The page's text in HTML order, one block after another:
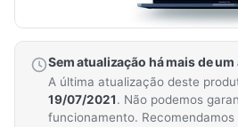
Sem atualização há mais de um
A última atualização deste
19/07/2021. Não podemos
funcionamento.